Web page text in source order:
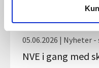
05.06.2026 | Nyheter
NVE i gang med